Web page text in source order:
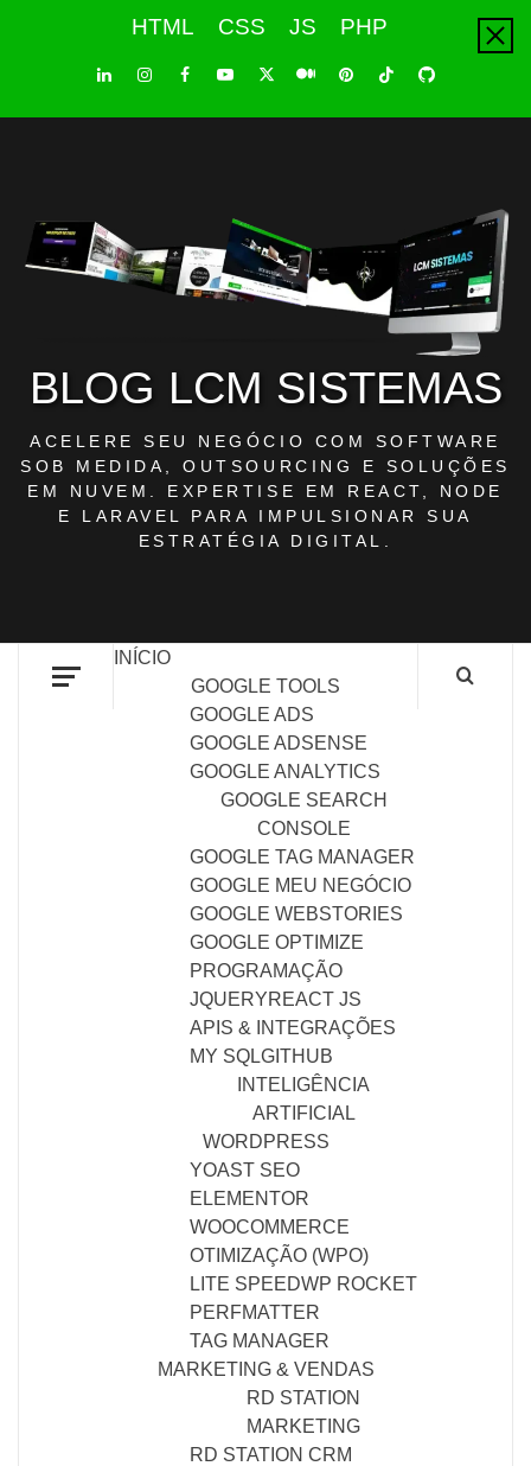
HTML CSS JS PHP
LinkedInInstagramFacebookYoutube
X PinterestTiktokGithub
BLOG LCM SISTEMAS
ACELERE SEU NEGÓCIO COM SOFTWARE
SOB MEDIDA, OUTSOURCING E SOLUÇÕES
EM NUVEM. EXPERTISE EM REACT, NODE
E LARAVEL PARA IMPULSIONAR SUA
ESTRATÉGIA DIGITAL.
INÍCIO
GOOGLE TOOLS
GOOGLE ADS
GOOGLE ADSENSE
GOOGLE ANALYTICS
GOOGLE SEARCH
CONSOLE
GOOGLE TAG MANAGER
GOOGLE MEU NEGÓCIO
GOOGLE WEBSTORIES
GOOGLE OPTIMIZE
PROGRAMAÇÃO
JQUERYREACT JS
APIS & INTEGRAÇÕES
MY SQLGITHUB
INTELIGÊNCIA
ARTIFICIAL
WORDPRESS
YOAST SEO
ELEMENTOR
WOOCOMMERCE
OTIMIZAÇÃO (WPO)
LITE SPEEDWP ROCKET
PERFMATTER
TAG MANAGER
MARKETING & VENDAS
RD STATION
MARKETING
RD STATION CRM